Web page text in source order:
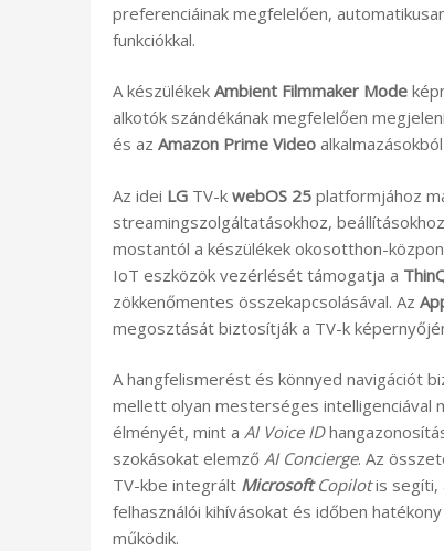
preferenciáinak megfelelően,
funkciókkal.
A készülékek Ambient Filmmaker Mode
alkotók szándékának megfelelően
és az Amazon Prime Video
Az idei LG TV-k webOS 25 platformjához
streamingszolgáltatásokhoz,
mostantól a készülékek okosotthon-
IoT eszközök vezérlését támogatja a
zökkenőmentes összekapcsolásával. Az
megosztását biztosítják a TV-k
A hangfelismerést és könnyed navigációt
mellett olyan mesterséges intelligenciával
élményét, mint a AI Voice ID
szokásokat elemző AI Concierge. Az
TV-kbe integrált MicrosoftCopilotis segíti,
felhasználói kihívásokat és időben
működik.